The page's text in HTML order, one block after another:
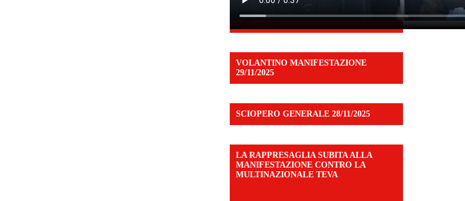
VOLANTINO MANIFESTAZIONE
29/11/2025
SCIOPERO GENERALE 28/11/2025
LA RAPPRESAGLIA SUBITA ALLA
MANIFESTAZIONE CONTRO LA
MULTINAZIONALE TEVA